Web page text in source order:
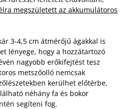
megszületett az akkumulátoros
3-4,5 cm átmérőjű ágakkal is
lényege, hogy a hozzátartozó
nagyobb erőkifejtést tesz
metszőolló nemcsak
kerülhet előtérbe,
néhány fa és bokor
segíteni fog.